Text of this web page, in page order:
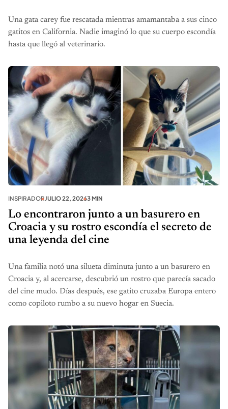
Una gata carey fue rescatada mientras amamantaba a sus cinco
gatitos en California. Nadie imaginó lo que su cuerpo escondía
hasta que llegó al veterinario.
INSPIRADORJULIO 22, 20263 MIN
Lo encontraron junto a un basurero en
Croacia y su rostro escondía el secreto de
una leyenda del cine
Una familia notó una silueta diminuta junto a un basurero en
Croacia y, al acercarse, descubrió un rostro que parecía sacado
del cine mudo. Días después, ese gatito cruzaba Europa entero
como copiloto rumbo a su nuevo hogar en Suecia.